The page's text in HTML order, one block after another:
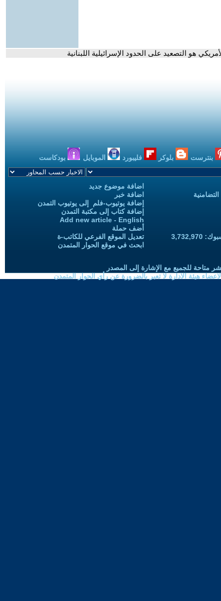
هو التصعيد على الحدود الإسرائيلية اللبنانية
بنترست بلوكر فليبورد الموبايل بودكاست
اضافة موضوع جديد
اضافة خبر
إضافة يوتيوب-فلم إلى يوتيوب التمدن
إضافة كتاب إلى مكتبة التمدن
Add new article - English
أضف حملة
تعديل الموقع الفرعي للكاتب-ة
ابحث في موقع الحوار المتمدن
متاحة للجميع مع الإشارة إلى المصدر
هيئة الادارة لا تعبر بالضرورة عن رأي الحوار المتمدن